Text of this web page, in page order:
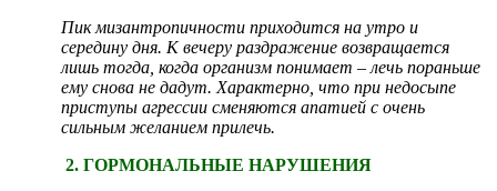
Пик мизантропичности приходится на утро и
середину дня. К вечеру раздражение возвращается
лишь тогда, когда организм понимает – лечь пораньше
ему снова не дадут. Характерно, что при недосыпе
приступы агрессии сменяются апатией с очень
сильным желанием прилечь.
2. ГОРМОНАЛЬНЫЕ НАРУШЕНИЯ